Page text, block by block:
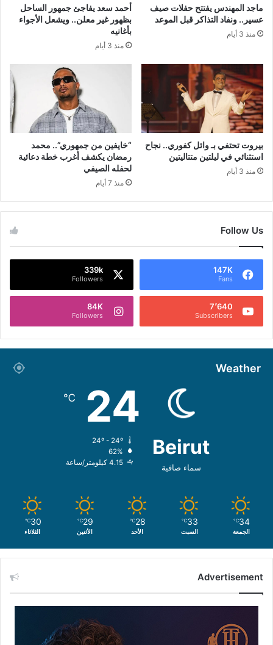
ماجد المهندس يفتتح حفلات صيف
عسير.. ونفاد التذاكر قبل الموعد
منذ 3 أيام
أحمد سعد يفاجئ جمهور الساحل
بظهور غير معلن.. ويشعل الأجواء
بأغانيه
منذ 3 أيام
بيروت تحتفي بـ وائل كفوري.. نجاح
استثنائي في ليلتين متتاليتين
منذ 3 أيام
“خايفين من جمهوري”.. محمد
رمضان يكشف أغرب خطة دعائية
لحفله الصيفي
منذ 7 أيام
Follow Us
147K
Fans
339k
Followers
7٬640
Subscribers
84K
Followers
Weather
Beirut
سماء صافية
24
℃
62%
4.15 كيلومتر/ساعة
34
℃
الجمعة
33
℃
السبت
28
℃
الأحد
29
℃
الأثنين
30
℃
الثلاثاء
Advertisement